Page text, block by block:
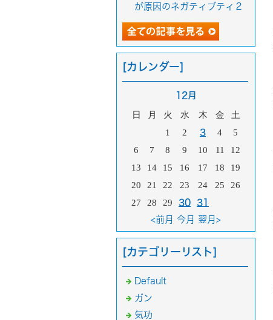
が原因のネガティブティ２
[カレンダー]
12月
日 月 火 水 木 金
土
1
2 3 4
5
6
7 8 9 10 11
12
13
14 15 16 17 18
19
20
21 22 23 24 25
26
27
28 29 30
31
<前月 今月 翌月>
[カテゴリーリスト]
Default
ガン
気功